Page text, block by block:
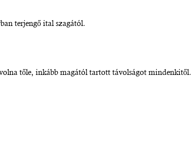
terjengő ital szagától.
tőle, inkább magától tartott távolságot mindenkitől.